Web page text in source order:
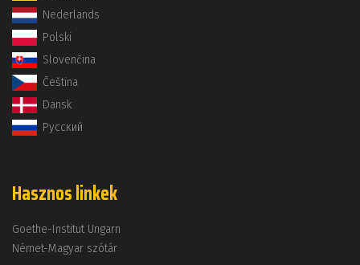
Nederlands
Polski
Slovenčina
Čeština
Dansk
Русский
Hasznos linkek
Goethe-Institut Ungarn
Német-Magyar szótár